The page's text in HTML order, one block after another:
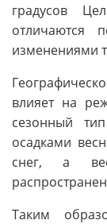
градусов
отличаются
изменениями
влияет на
сезонный
осадками
снег, а
Таким